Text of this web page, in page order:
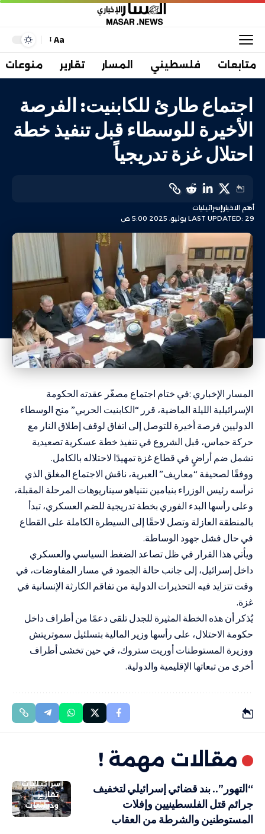
Aa
متابعات فلسطيني المسار تقارير منوعات
اجتماع طارئ للكابنيت: الفرصة
الأخيرة للوسطاء قبل تنفيذ خطة
احتلال غزة تدريجياً
LAST UPDATED: 29 يوليو، 2025 5:00 ص
أهم الاخبارإسرائيليات
المسار الإخباري :في ختام اجتماع مصغّر عقدته الحكومة
الإسرائيلية الليلة الماضية، قرر “الكابنيت الحربي” منح الوسطاء
الدوليين فرصة أخيرة للتوصل إلى اتفاق لوقف إطلاق النار مع
حركة حماس، قبل الشروع في تنفيذ خطة عسكرية تصعيدية
تشمل ضم أراضٍ في قطاع غزة تمهيدًا لاحتلاله بالكامل.
ووفقًا لصحيفة “معاريف” العبرية، ناقش الاجتماع المغلق الذي
ترأسه رئيس الوزراء بنيامين نتنياهو سيناريوهات المرحلة المقبلة،
وعلى رأسها البدء الفوري بخطة تدريجية للضم العسكري، تبدأ
بالمنطقة العازلة وتصل لاحقًا إلى السيطرة الكاملة على القطاع
في حال فشل جهود الوساطة.
ويأتي هذا القرار في ظل تصاعد الضغط السياسي والعسكري
داخل إسرائيل، إلى جانب حالة الجمود في مسار المفاوضات، في
وقت تتزايد فيه التحذيرات الدولية من تفاقم الكارثة الإنسانية في
غزة.
يُذكر أن هذه الخطة المثيرة للجدل تلقى دعمًا من أطراف داخل
حكومة الاحتلال، على رأسها وزير المالية بتسلئيل سموتريتش
ووزيرة المستوطنات أوريت ستروك، في حين تخشى أطراف
أخرى من تبعاتها الإقليمية والدولية.
مقالات مهمة !
إسرائيليات
تقارير
ودراسات
“التهور”.. بند قضائي إسرائيلي لتخفيف
جرائم قتل الفلسطينيين وإفلات
المستوطنين والشرطة من العقاب